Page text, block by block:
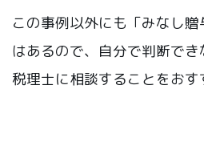
この事例以外にも「みなし
はあるので、自分で判断で
税理士に相談することをおす